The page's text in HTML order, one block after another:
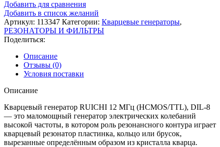
Добавить для сравнения
Добавить в список желаний
Артикул: 113347 Категории: Кварцевые генераторы,
РЕЗОНАТОРЫ И ФИЛЬТРЫ
Поделиться:
Описание
Отзывы (0)
Условия поставки
Описание
Кварцевый генератор RUICHI 12 МГц (HCMOS/TTL), DIL-8
— это маломощный генератор электрических колебаний
высокой частоты, в котором роль резонансного контура играет
кварцевый резонатор пластинка, кольцо или брусок,
вырезанные определённым образом из кристалла кварца.